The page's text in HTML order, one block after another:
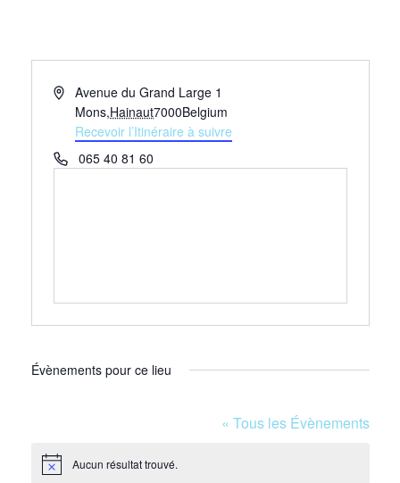
AdresseAvenue du Grand Large 1
Mons,Hainaut7000Belgium
Recevoir l’Itinéraire à suivre
Téléphone
065 40 81 60
Évènements pour ce lieu
« Tous les Évènements
Notice Aucun résultat trouvé.